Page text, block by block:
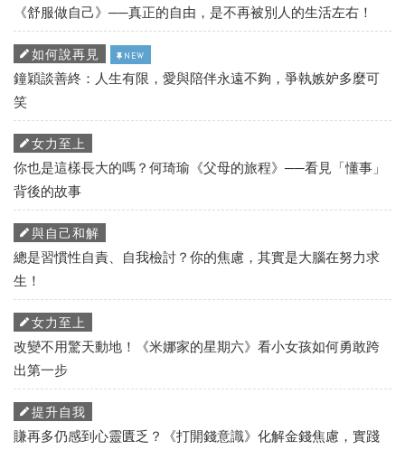
《舒服做自己》──真正的自由，是不再被別人的生活左右！
如何說再見 NEW
鐘穎談善終：人生有限，愛與陪伴永遠不夠，爭執嫉妒多麼可
笑
女力至上
你也是這樣長大的嗎？何琦瑜《父母的旅程》──看見「懂事」
背後的故事
與自己和解
總是習慣性自責、自我檢討？你的焦慮，其實是大腦在努力求
生！
女力至上
改變不用驚天動地！《米娜家的星期六》看小女孩如何勇敢跨
出第一步
提升自我
賺再多仍感到心靈匱乏？《打開錢意識》化解金錢焦慮，實踐